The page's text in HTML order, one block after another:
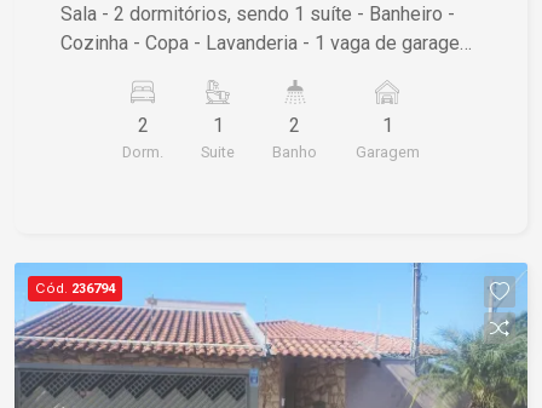
Sala - 2 dormitórios, sendo 1 suíte - Banheiro -
Cozinha - Copa - Lavanderia - 1 vaga de garagem
2
Dorm.
1
Suite
2
Banho
1
Garagem
Cód. 236794